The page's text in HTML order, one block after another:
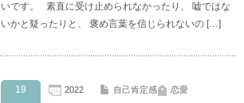
いです。 素直に受け止められなかったり、 嘘ではな
いかと疑ったりと、 褒め言葉を信じられないの […]
19
2022 自己肯定感 恋愛